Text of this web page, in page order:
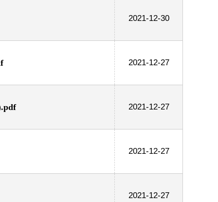
2021-12-30
2021-12-27
2021-12-27
2021-12-27
2021-12-27